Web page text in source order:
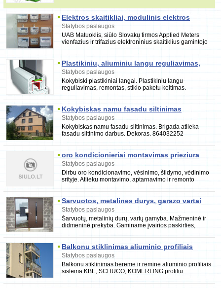
Elektros skaitikliai, modulinis elektros
skaitiklis
Statybos paslaugos
UAB Matuoklis, siūlo Slovakų firmos Applied Meters
vienfazius ir trifazius elektroninius skaitiklius gamintojo
Plastikiniu, aliuminiu langu reguliavimas,
remontas
Statybos paslaugos
Kokybiski plastikiniai langai. Plastikiniu langu
reguliavimas, remontas, stiklo paketu keitimas.
Kokybiskas namu fasadu siltinimas
Statybos paslaugos
Kokybiskas namu fasadu siltinimas. Brigada atlieka
fasadu siltinimo darbus. Dekoras. 864032252
oro kondicionieriai montavimas prieziura
Statybos paslaugos
Dirbu oro kondicionavimo, vėsinimo, šildymo, vėdinimo
srityje. Atlieku montavimo, aptarnavimo ir remonto
Sarvuotos, metalines durys, garazo vartai
Statybos paslaugos
Šarvuotų, metalinių durų, vartų gamyba. Mažmeninė ir
didmeninė prekyba. Gaminame įvairios paskirties,
Balkonu stiklinimas aliuminio profiliais
Statybos paslaugos
Balkonu stiklinimas bereme ir remine aliuminio profiliais
sistema KBE, SCHUCO, KOMERLING profiliu